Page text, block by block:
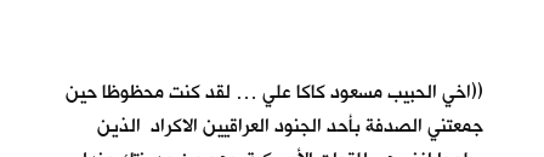
((اخي الحبيب مسعود كاكا علي … لقد كنت محظوظا حين
جمعتني الصدفة بأحد الجنود العراقيين الاكراد الذين